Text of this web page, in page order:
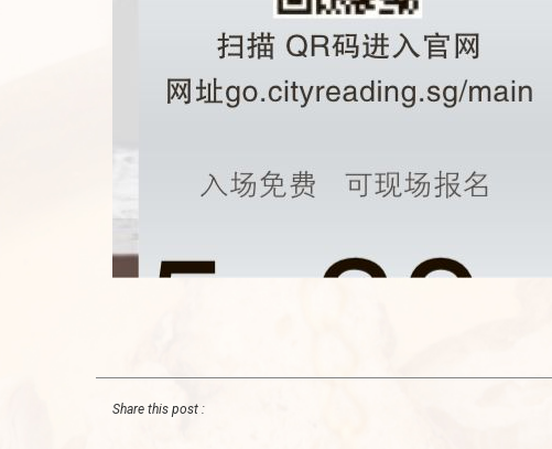
Share this post :